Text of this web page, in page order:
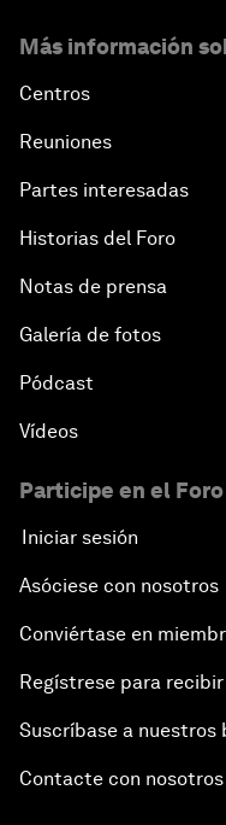
Más información
Centros
Reuniones
Partes interesadas
Historias del Foro
Notas de prensa
Galería de fotos
Pódcast
Vídeos
Participe en el Foro
Iniciar sesión
Asóciese con nosotros
Conviértase en
Regístrese para
Suscríbase a nuestros
Contacte con nosotros